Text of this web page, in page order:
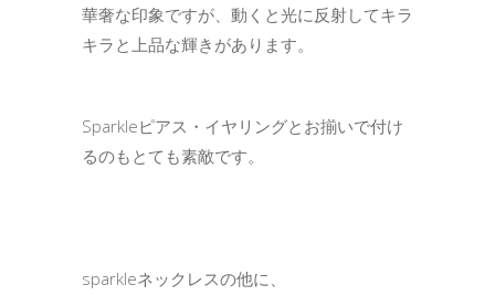
華奢な印象ですが、動くと光に反射してキラ
キラと上品な輝きがあります。
Sparkleピアス・イヤリングとお揃いで付け
るのもとても素敵です。
sparkleネックレスの他に、